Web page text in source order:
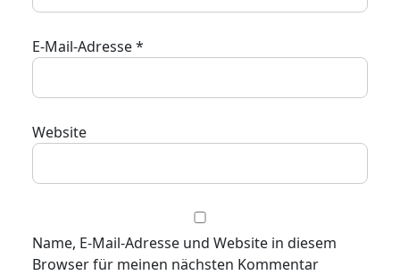
E-Mail-Adresse*
Website
Name, E-Mail-Adresse und Website in diesem
Browser für meinen nächsten Kommentar